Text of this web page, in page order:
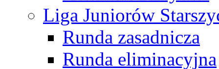
Liga Juniorów
Runda zasadnicza
Runda eliminacyjna